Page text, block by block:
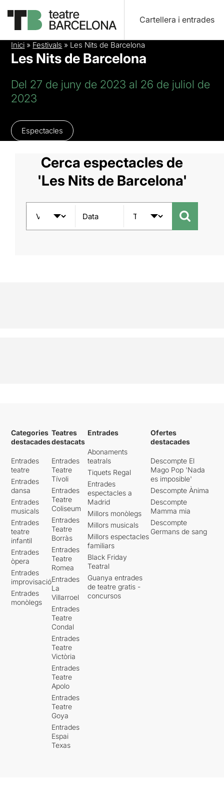
Cartellera i entrades
Inici » Festivals » Les Nits de Barcelona
Les Nits de Barcelona
Del 27 de juny de 2023 al 26 de juliol de
2023
Espectacles
Cerca espectacles de
'Les Nits de Barcelona'
Data
Categories
destacades
Entrades
teatre
Entrades
dansa
Entrades
musicals
Entrades
teatre
infantil
Entrades
òpera
Entrades
improvisació
Entrades
monòlegs
Teatres
destacats
Entrades
Teatre
Tívoli
Entrades
Teatre
Coliseum
Entrades
Teatre
Borràs
Entrades
Teatre
Romea
Entrades
La
Villarroel
Entrades
Teatre
Condal
Entrades
Teatre
Victòria
Entrades
Teatre
Apolo
Entrades
Teatre
Goya
Entrades
Espai
Texas
Entrades
Abonaments
teatrals
Tiquets Regal
Entrades
espectacles a
Madrid
Millors monòlegs
Millors musicals
Millors espectacles
familiars
Black Friday
Teatral
Guanya entrades
de teatre gratis -
concursos
Ofertes
destacades
Descompte El
Mago Pop 'Nada
es imposible'
Descompte Ànima
Descompte
Mamma mia
Descompte
Germans de sang